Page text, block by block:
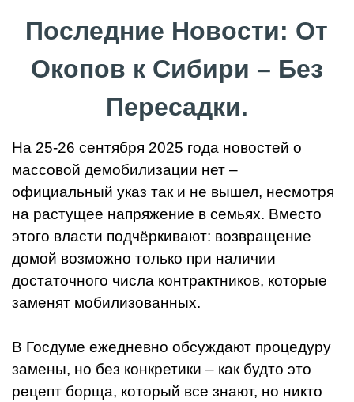
Последние Новости: От
Окопов к Сибири – Без
Пересадки.
На 25-26 сентября 2025 года новостей о
массовой демобилизации нет –
официальный указ так и не вышел, несмотря
на растущее напряжение в семьях. Вместо
этого власти подчёркивают: возвращение
домой возможно только при наличии
достаточного числа контрактников, которые
заменят мобилизованных.
В Госдуме ежедневно обсуждают процедуру
замены, но без конкретики – как будто это
рецепт борща, который все знают, но никто